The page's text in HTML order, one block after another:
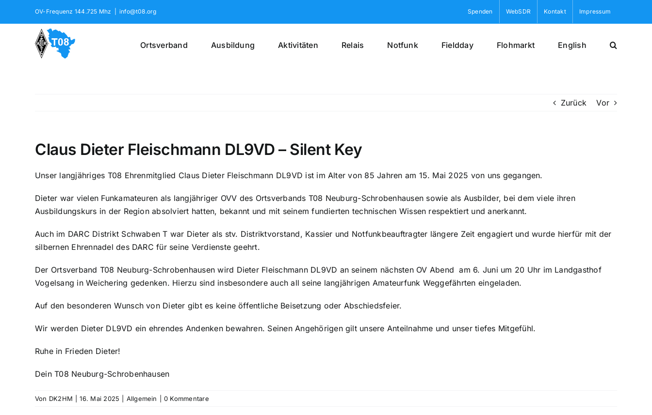
OV-Frequenz 144.725 Mhz info@t08.org Spenden WebSDR Kontakt Impressum
Ortsverband Ausbildung Aktivitäten Relais Notfunk Fieldday Flohmarkt English
Zurück Vor
Claus Dieter Fleischmann DL9VD – Silent Key
Unser langjähriges T08 Ehrenmitglied Claus Dieter Fleischmann DL9VD ist im Alter von 85 Jahren am 15. Mai 2025 von uns gegangen.
Dieter war vielen Funkamateuren als langjähriger OVV des Ortsverbands T08 Neuburg-Schrobenhausen sowie als Ausbilder, bei dem viele ihren
Ausbildungskurs in der Region absolviert hatten, bekannt und mit seinem fundierten technischen Wissen respektiert und anerkannt.
Auch im DARC Distrikt Schwaben T war Dieter als stv. Distriktvorstand, Kassier und Notfunkbeauftragter längere Zeit engagiert und wurde hierfür mit der
silbernen Ehrennadel des DARC für seine Verdienste geehrt.
Der Ortsverband T08 Neuburg-Schrobenhausen wird Dieter Fleischmann DL9VD an seinem nächsten OV Abend am 6. Juni um 20 Uhr im Landgasthof
Vogelsang in Weichering gedenken. Hierzu sind insbesondere auch all seine langjährigen Amateurfunk Weggefährten eingeladen.
Auf den besonderen Wunsch von Dieter gibt es keine öffentliche Beisetzung oder Abschiedsfeier.
Wir werden Dieter DL9VD ein ehrendes Andenken bewahren. Seinen Angehörigen gilt unsere Anteilnahme und unser tiefes Mitgefühl.
Ruhe in Frieden Dieter!
Dein T08 Neuburg-Schrobenhausen
Von DK2HM 16. Mai 2025 Allgemein 0 Kommentare